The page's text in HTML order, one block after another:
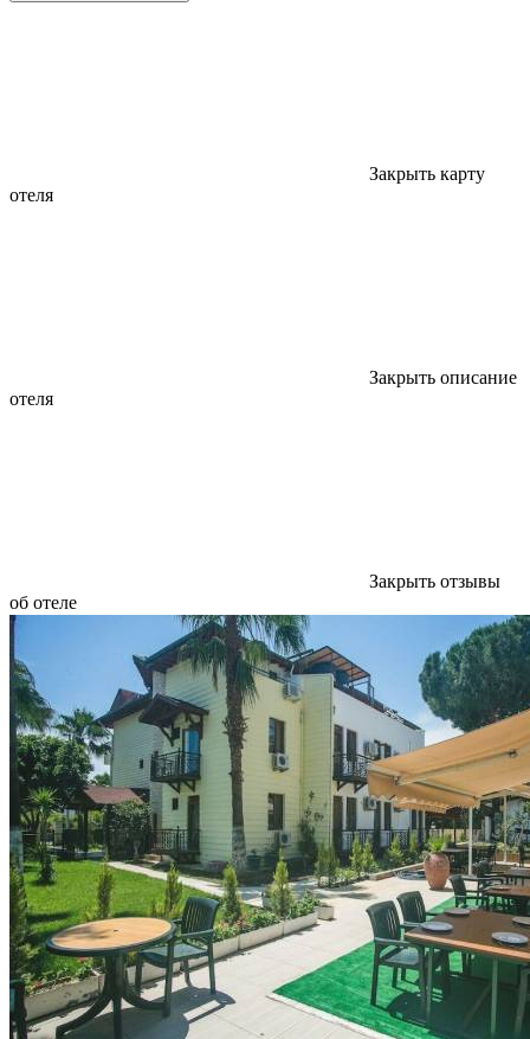
Закрыть карту
отеля
Закрыть описание
отеля
Закрыть отзывы
об отеле